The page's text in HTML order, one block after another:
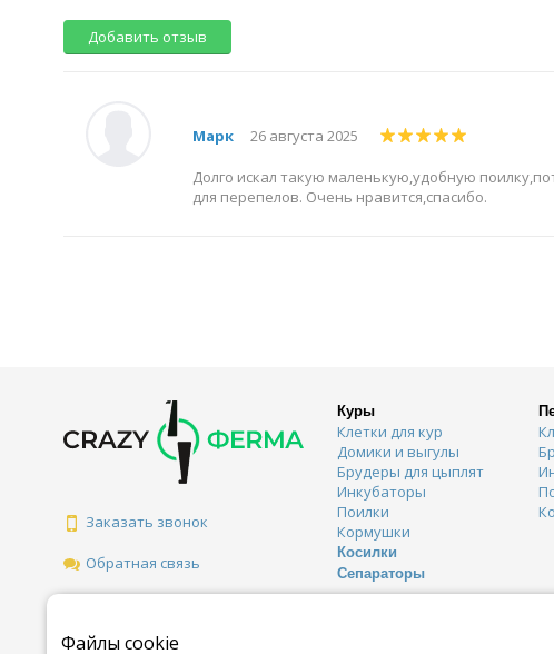
Добавить отзыв
Марк 26 августа 2025
Долго искал такую маленькую,удобную
для перепелов. Очень нравится,спасибо.
Заказать звонок
Обратная связь
Куры
Клетки для кур
Домики и выгулы
Брудеры для цыплят
Инкубаторы
Поилки
Кормушки
Косилки
Сепараторы
Файлы cookie